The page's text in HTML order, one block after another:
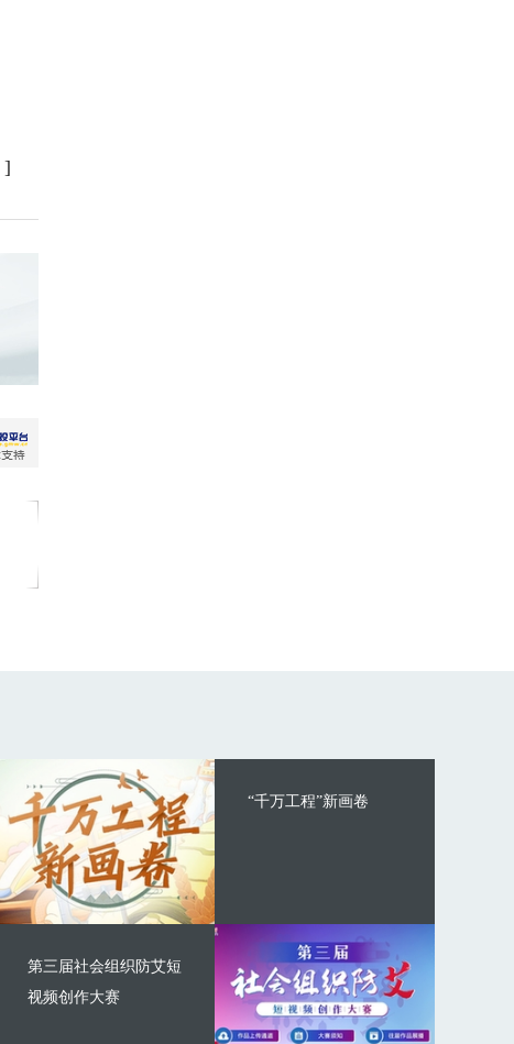
]
“千万工程”新画卷
第三届社会组织防艾短
视频创作大赛